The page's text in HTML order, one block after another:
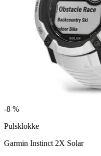
-8 %
Pulsklokke
Garmin Instinct 2X Solar